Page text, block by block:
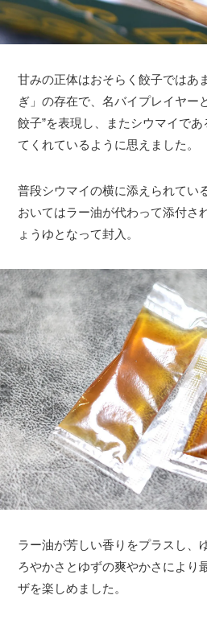
甘みの正体はおそらく餃子ではあ
ぎ」の存在で、名バイプレイヤー
餃子”を表現し、またシウマイで
てくれているように思えました。
普段シウマイの横に添えられてい
おいてはラー油が代わって添付さ
ょうゆとなって封入。
ラー油が芳しい香りをプラスし、
ろやかさとゆずの爽やかさにより
ザを楽しめました。